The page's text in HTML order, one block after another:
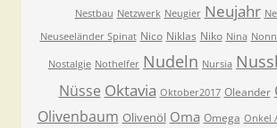
Nestbau Netzwerk Neugier Neujahr
Neuseeländer Spinat Nico Niklas Niko Nina
Nostalgie Nothelfer Nudeln Nursia
Nüsse Oktavia Oktober2017 Oleander
Olivenbaum Olivenöl Oma Omega Onkel